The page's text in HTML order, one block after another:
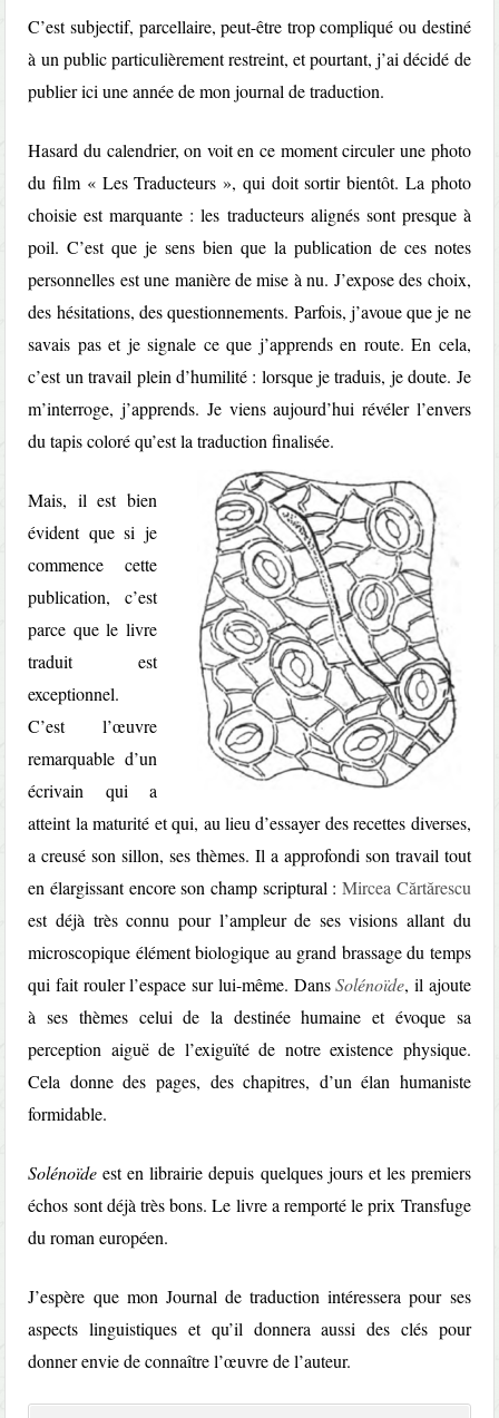
C’est subjectif, parcellaire, peut-être trop compliqué ou destiné
à un public particulièrement restreint, et pourtant, j’ai décidé de
publier ici une année de mon journal de traduction.
Hasard du calendrier, on voit en ce moment circuler une photo
du film « Les Traducteurs », qui doit sortir bientôt. La photo
choisie est marquante : les traducteurs alignés sont presque à
poil. C’est que je sens bien que la publication de ces notes
personnelles est une manière de mise à nu. J’expose des choix,
des hésitations, des questionnements. Parfois, j’avoue que je ne
savais pas et je signale ce que j’apprends en route. En cela,
c’est un travail plein d’humilité : lorsque je traduis, je doute. Je
m’interroge, j’apprends. Je viens aujourd’hui révéler l’envers
du tapis coloré qu’est la traduction finalisée.
Mais, il est bien
évident que si je
commence cette
publication, c’est
parce que le livre
traduit est
exceptionnel.
C’est l’œuvre
remarquable d’un
écrivain qui a
atteint la maturité et qui, au lieu d’essayer des recettes diverses,
a creusé son sillon, ses thèmes. Il a approfondi son travail tout
en élargissant encore son champ scriptural : Mircea Cărtărescu
est déjà très connu pour l’ampleur de ses visions allant du
microscopique élément biologique au grand brassage du temps
qui fait rouler l’espace sur lui-même. DansSolénoïde, il ajoute
à ses thèmes celui de la destinée humaine et évoque sa
perception aiguë de l’exiguïté de notre existence physique.
Cela donne des pages, des chapitres, d’un élan humaniste
formidable.
Solénoïde est en librairie depuis quelques jours et les premiers
échos sont déjà très bons. Le livre a remporté le prix Transfuge
du roman européen.
J’espère que mon Journal de traduction intéressera pour ses
aspects linguistiques et qu’il donnera aussi des clés pour
donner envie de connaître l’œuvre de l’auteur.